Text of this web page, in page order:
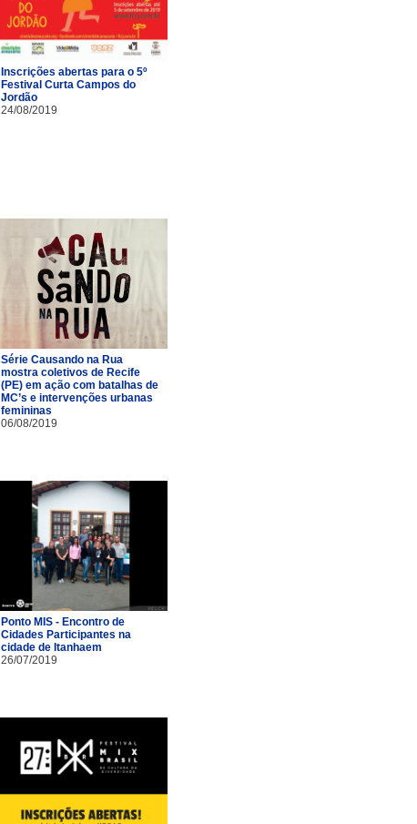
Inscrições abertas para o 5º
Festival Curta Campos do
Jordão
24/08/2019
Série Causando na Rua
mostra coletivos de Recife
(PE) em ação com batalhas de
MC’s e intervenções urbanas
femininas
06/08/2019
Ponto MIS - Encontro de
Cidades Participantes na
cidade de Itanhaem
26/07/2019